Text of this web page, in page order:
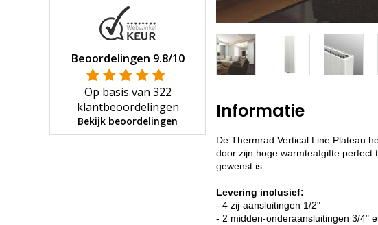
Beoordelingen 9.8/10
Op basis van 322
klantbeoordelingen
Bekijk beoordelingen Informatie
De Thermrad Vertical Line Plateau
door zijn hoge warmteafgifte perfect
gewenst is.
Levering inclusief:
- 4 zij-aansluitingen 1/2"
- 2 midden-onderaansluitingen 3/4"